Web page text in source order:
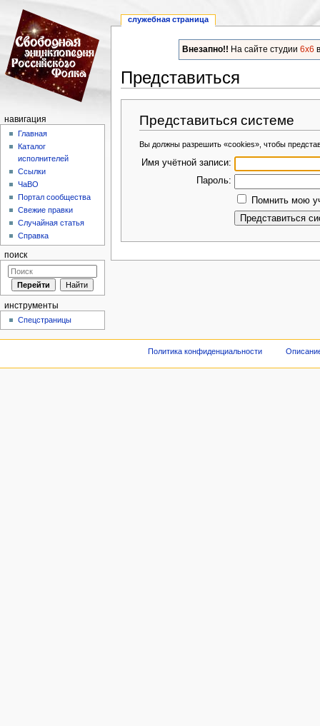
Внезапно!! На сайте студии 6x6
Представиться
Представиться системе
Вы должны разрешить «cookies», чтобы
Имя учётной записи:
Пароль:
Помнить мою
служебная страница
навигация
Главная
Каталог
исполнителей
Ссылки
ЧаВО
Портал сообщества
Свежие правки
Случайная статья
Справка
поиск
инструменты
Спецстраницы
Политика конфиденциальности